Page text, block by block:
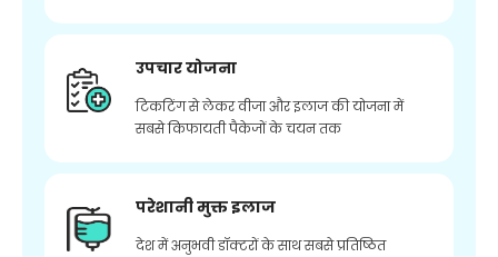
उपचार योजना
टिकटिंग से लेकर वीजा और इलाज की योजना में
सबसे किफायती पैकेजों के चयन तक
परेशानी मुक्त इलाज
देश में अनुभवी डॉक्टरों के साथ सबसे प्रतिष्ठित